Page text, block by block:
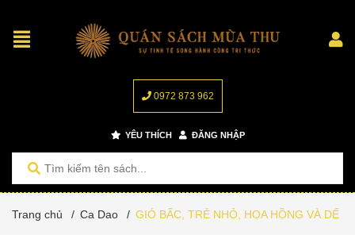
0972 873 962
YÊU THÍCH ĐĂNG NHẬP
Trang chủ / Ca Dao / GIÓ BẤC, TRẺ NHỎ, HOA HỒNG VÀ DẾ